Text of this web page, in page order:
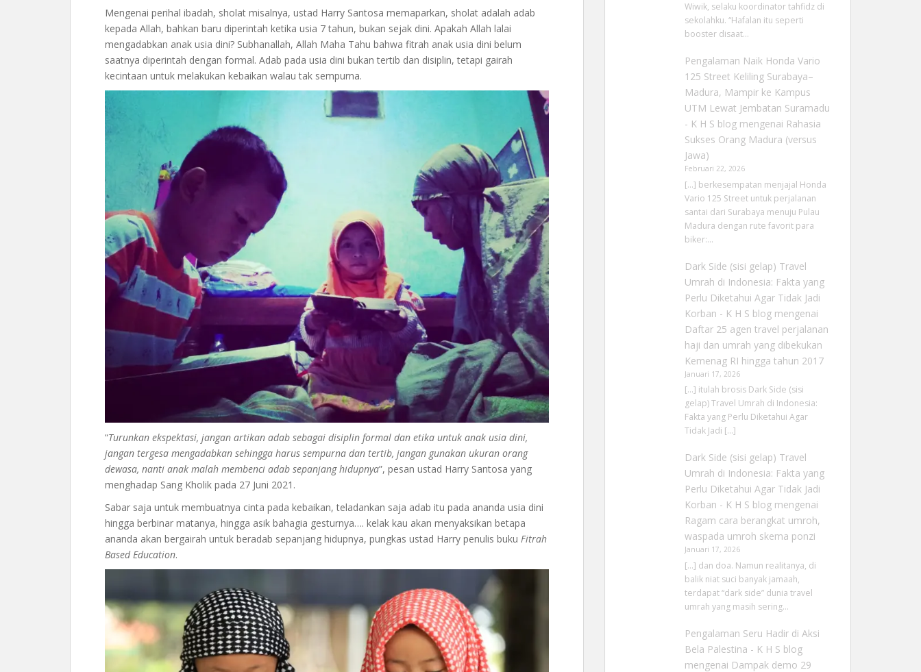
Mengenai perihal ibadah, sholat misalnya, ustad Harry Santosa memaparkan, sholat adalah adab
kepada Allah, bahkan baru diperintah ketika usia 7 tahun, bukan sejak dini. Apakah Allah lalai
mengadabkan anak usia dini? Subhanallah, Allah Maha Tahu bahwa fitrah anak usia dini belum
saatnya diperintah dengan formal. Adab pada usia dini bukan tertib dan disiplin, tetapi gairah
kecintaan untuk melakukan kebaikan walau tak sempurna.
“Turunkan ekspektasi, jangan artikan adab sebagai disiplin formal dan etika untuk anak usia dini,
jangan tergesa mengadabkan sehingga harus sempurna dan tertib, jangan gunakan ukuran orang
dewasa, nanti anak malah membenci adab sepanjang hidupnya”, pesan ustad Harry Santosa yang
menghadap Sang Kholik pada 27 Juni 2021.
Sabar saja untuk membuatnya cinta pada kebaikan, teladankan saja adab itu pada ananda usia dini
hingga berbinar matanya, hingga asik bahagia gesturnya…. kelak kau akan menyaksikan betapa
ananda akan bergairah untuk beradab sepanjang hidupnya, pungkas ustad Harry penulis buku Fitrah
Based Education.
Wiwik, selaku koordinator tahfidz di
sekolahku. “Hafalan itu seperti
booster disaat…
Pengalaman Naik Honda Vario
125 Street Keliling Surabaya–
Madura, Mampir ke Kampus
UTM Lewat Jembatan Suramadu
- K H S blogmengenai Rahasia
Sukses Orang Madura (versus
Jawa)
Februari 22, 2026
[…] berkesempatan menjajal Honda
Vario 125 Street untuk perjalanan
santai dari Surabaya menuju Pulau
Madura dengan rute favorit para
biker:…
Dark Side (sisi gelap) Travel
Umrah di Indonesia: Fakta yang
Perlu Diketahui Agar Tidak Jadi
Korban - K H S blogmengenai
Daftar 25 agen travel perjalanan
haji dan umrah yang dibekukan
Kemenag RI hingga tahun 2017
Januari 17, 2026
[…] itulah brosis Dark Side (sisi
gelap) Travel Umrah di Indonesia:
Fakta yang Perlu Diketahui Agar
Tidak Jadi […]
Dark Side (sisi gelap) Travel
Umrah di Indonesia: Fakta yang
Perlu Diketahui Agar Tidak Jadi
Korban - K H S blogmengenai
Ragam cara berangkat umroh,
waspada umroh skema ponzi
Januari 17, 2026
[…] dan doa. Namun realitanya, di
balik niat suci banyak jamaah,
terdapat “dark side” dunia travel
umrah yang masih sering…
Pengalaman Seru Hadir di Aksi
Bela Palestina - K H S blog
mengenai Dampak demo 29